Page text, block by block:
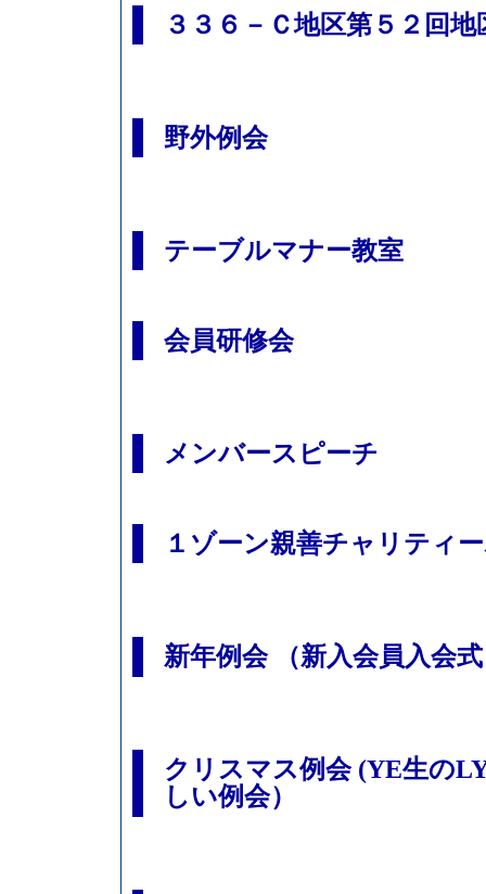
３３６－Ｃ地区第５２回地
野外例会
テーブルマナー教室
会員研修会
メンバースピーチ
１ゾーン親善チャリティ
新年例会 （新入会員入会
クリスマス例会 (YE生の
しい例会）